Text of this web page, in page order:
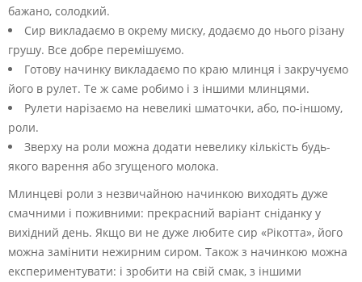
бажано, солодкий.
Сир викладаємо в окрему миску, додаємо до нього різану
грушу. Все добре перемішуємо.
Готову начинку викладаємо по краю млинця і закручуємо
його в рулет. Те ж саме робимо і з іншими млинцями.
Рулети нарізаємо на невеликі шматочки, або, по-іншому,
роли.
Зверху на роли можна додати невелику кількість будь-
якого варення або згущеного молока.
Млинцеві роли з незвичайною начинкою виходять дуже
смачними і поживними: прекрасний варіант сніданку у
вихідний день. Якщо ви не дуже любите сир «Рікотта», його
можна замінити нежирним сиром. Також з начинкою можна
експериментувати: і зробити на свій смак, з іншими